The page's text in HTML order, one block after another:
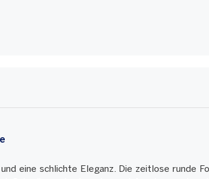
eine schlichte Eleganz. Die zeitlose runde